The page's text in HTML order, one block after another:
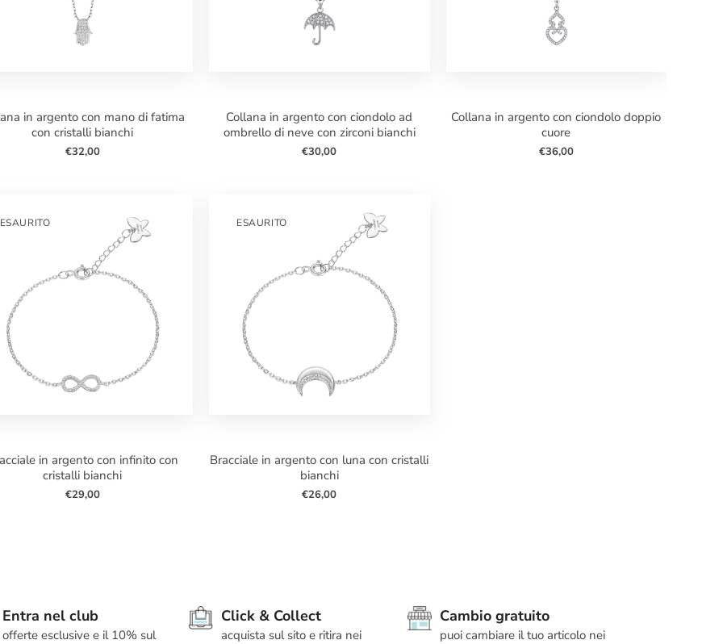
con cristalli bianchi
€32,00
collana in argento con ciondolo ad
ombrello di neve con zirconi bianchi
€30,00
collana in argento con ciondolo doppio
cuore
€36,00
ESAURITO
cristalli bianchi
€29,00
ESAURITO
bracciale in argento con luna con cristalli
bianchi
€26,00
Entra nel club
offerte esclusive e il 10% sul
Click & Collect
acquista sul sito e ritira nei
Cambio gratuito
puoi cambiare il tuo articolo nei